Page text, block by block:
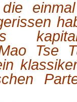
Tse